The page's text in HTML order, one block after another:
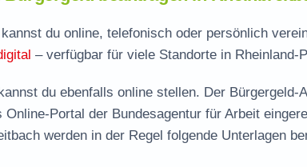
du online, telefonisch oder persönlich
– verfügbar für viele Standorte in Rheinland-
du ebenfalls online stellen. Der Bürgergeld-
Portal der Bundesagentur für Arbeit
werden in der Regel folgende Unterlagen